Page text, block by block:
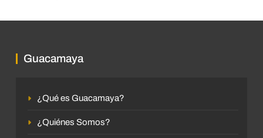
Guacamaya
¿Qué es Guacamaya?
¿Quiénes Somos?